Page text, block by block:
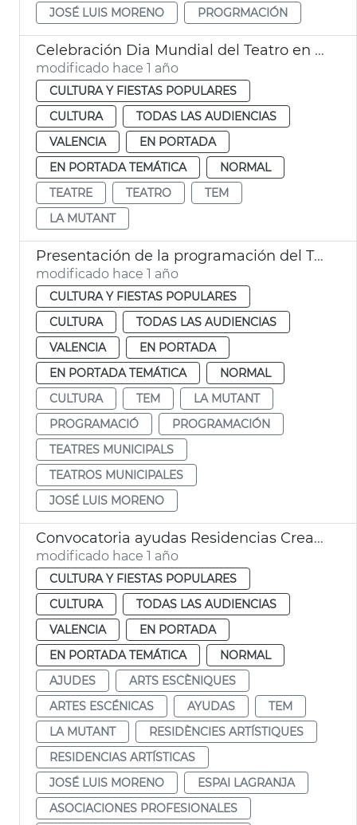
JOSÉ LUIS MORENO PROGRMACIÓN
Celebración Dia Mundial del Teatro en València
modificado hace 1 año
CULTURA Y FIESTAS POPULARES
CULTURA
TODAS LAS AUDIENCIAS
VALENCIA
EN PORTADA
EN PORTADA TEMÁTICA
NORMAL
TEATRE
TEATRO
TEM
LA MUTANT
Presentación de la programación del TEM y La Mutant 2025
modificado hace 1 año
CULTURA Y FIESTAS POPULARES
CULTURA
TODAS LAS AUDIENCIAS
VALENCIA
EN PORTADA
EN PORTADA TEMÁTICA
NORMAL
CULTURA
TEM
LA MUTANT
PROGRAMACIÓ
PROGRAMACIÓN
TEATRES MUNICIPALS
TEATROS MUNICIPALES
JOSÉ LUIS MORENO
Convocatoria ayudas Residencias Creación Artística 2025 y Asociaciones de Profesionales Artes Escénicas
modificado hace 1 año
CULTURA Y FIESTAS POPULARES
CULTURA
TODAS LAS AUDIENCIAS
VALENCIA
EN PORTADA
EN PORTADA TEMÁTICA
NORMAL
AJUDES
ARTS ESCÈNIQUES
ARTES ESCÉNICAS
AYUDAS
TEM
LA MUTANT
RESIDÈNCIES ARTÍSTIQUES
RESIDENCIAS ARTÍSTICAS
JOSÉ LUIS MORENO
ESPAI LAGRANJA
ASOCIACIONES PROFESIONALES